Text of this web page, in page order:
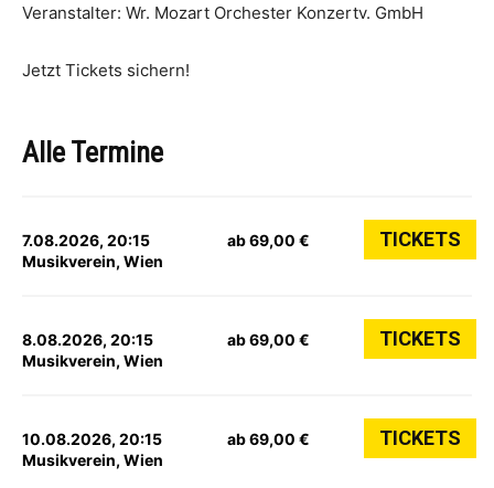
Veranstalter: Wr. Mozart Orchester Konzertv. GmbH
Jetzt Tickets sichern!
Alle Termine
7.08.2026, 20:15
Musikverein, Wien
ab 69,00 € TICKETS
8.08.2026, 20:15
Musikverein, Wien
ab 69,00 € TICKETS
10.08.2026, 20:15
Musikverein, Wien
ab 69,00 € TICKETS